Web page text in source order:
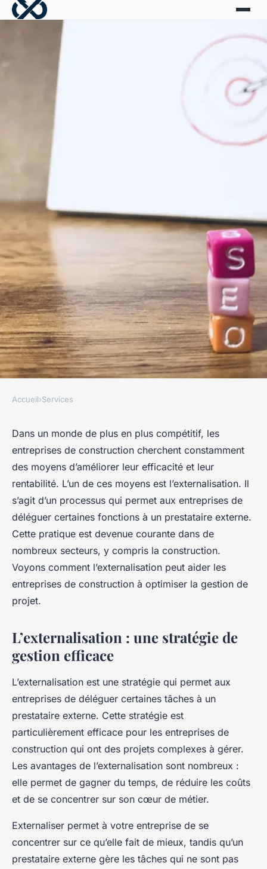
Comment les entreprises de
construction peuvent-elles
optimiser la gestion de projet
grâce à l'externalisation ?
Charlotte 19 janvier 2024•5 min de lecture
Accueil›Services
Dans un monde de plus en plus compétitif, les
entreprises de construction cherchent constamment
des moyens d’améliorer leur efficacité et leur
rentabilité. L’un de ces moyens est l’externalisation. Il
s’agit d’un processus qui permet aux entreprises de
déléguer certaines fonctions à un prestataire externe.
Cette pratique est devenue courante dans de
nombreux secteurs, y compris la construction.
Voyons comment l’externalisation peut aider les
entreprises de construction à optimiser la gestion de
projet.
L’externalisation : une stratégie de
gestion efficace
L’externalisation est une stratégie qui permet aux
entreprises de déléguer certaines tâches à un
prestataire externe. Cette stratégie est
particulièrement efficace pour les entreprises de
construction qui ont des projets complexes à gérer.
Les avantages de l’externalisation sont nombreux :
elle permet de gagner du temps, de réduire les coûts
et de se concentrer sur son cœur de métier.
Externaliser permet à votre entreprise de se
concentrer sur ce qu’elle fait de mieux, tandis qu’un
prestataire externe gère les tâches qui ne sont pas